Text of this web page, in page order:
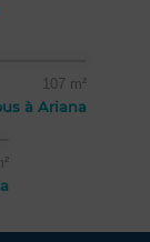
107 m²
à Ariana